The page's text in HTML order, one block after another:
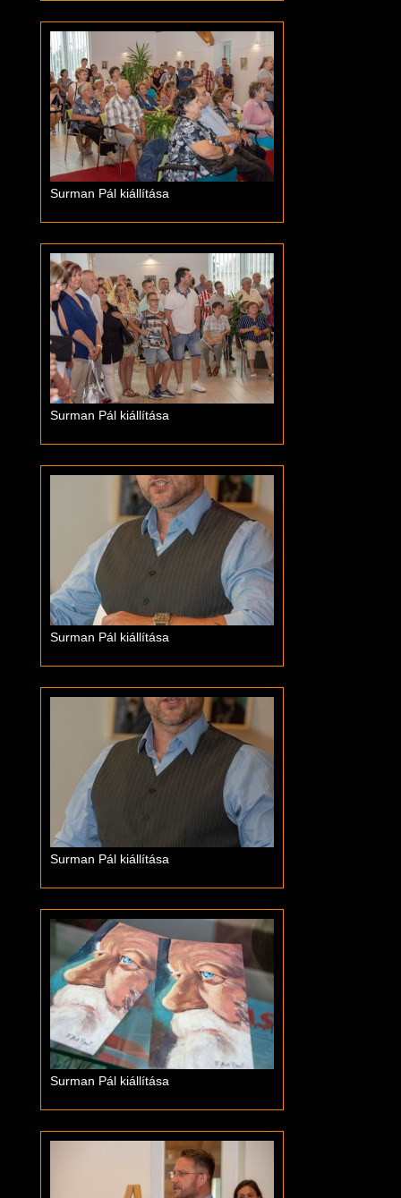
Surman Pál kiállítása
Surman Pál kiállítása
Surman Pál kiállítása
Surman Pál kiállítása
Surman Pál kiállítása